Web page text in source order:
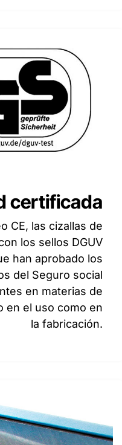
certificada
CE, las cizallas de
los sellos DGUV
han aprobado los
del Seguro social
en materias de
en el uso como en
la fabricación.